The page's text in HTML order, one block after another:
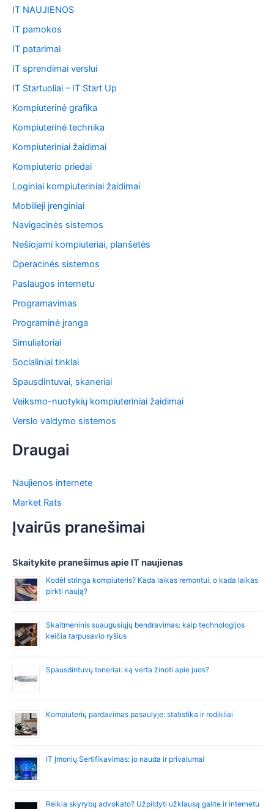
IT NAUJIENOS
IT pamokos
IT patarimai
IT sprendimai verslui
IT Startuoliai – IT Start Up
Kompiuterinė grafika
Kompiuterinė technika
Kompiuteriniai žaidimai
Kompiuterio priedai
Loginiai kompiuteriniai žaidimai
Mobilieji įrenginiai
Navigacinės sistemos
Nešiojami kompiuteriai, planšetės
Operacinės sistemos
Paslaugos internetu
Programavimas
Programinė įranga
Simuliatoriai
Socialiniai tinklai
Spausdintuvai, skaneriai
Veiksmo-nuotykių kompiuteriniai žaidimai
Verslo valdymo sistemos
Draugai
Naujienos internete
Market Rats
Įvairūs pranešimai
Skaitykite pranešimus apie IT naujienas
Kodėl stringa kompiuteris? Kada laikas remontui, o kada laikas
pirkti naują?
Skaitmeninis suaugusiųjų bendravimas: kaip technologijos
keičia tarpusavio ryšius
Spausdintuvų toneriai: ką verta žinoti apie juos?
Kompiuterių pardavimas pasaulyje: statistika ir rodikliai
IT Įmonių Sertifikavimas: jo nauda ir privalumai
Reikia skyrybų advokato? Užpildyti užklausą galite ir internetu